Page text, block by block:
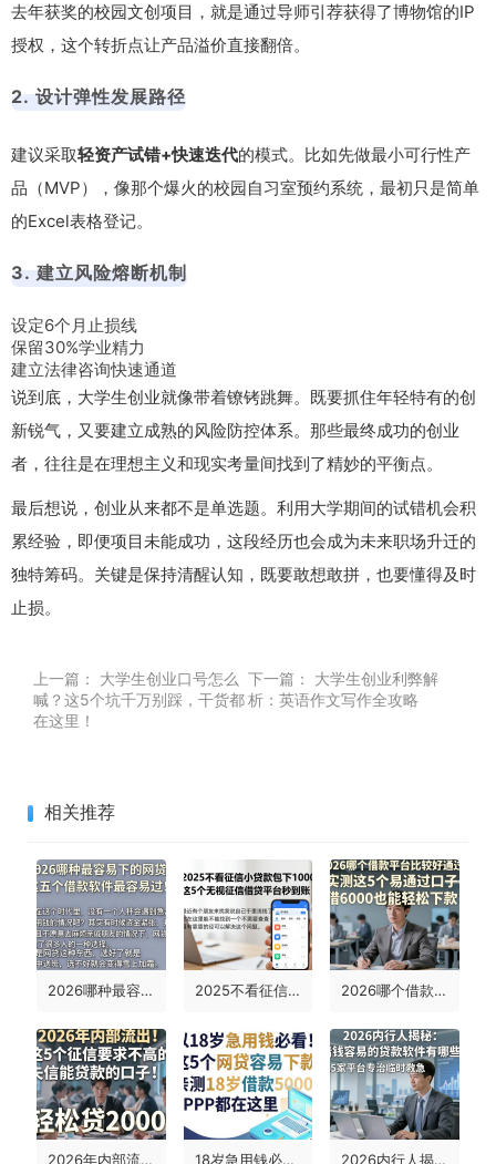
去年获奖的校园文创项目，就是通过导师引荐获得了博物馆的IP
授权，这个转折点让产品溢价直接翻倍。
2. 设计弹性发展路径
建议采取轻资产试错+快速迭代的模式。比如先做最小可行性产
品（MVP），像那个爆火的校园自习室预约系统，最初只是简单
的Excel表格登记。
3. 建立风险熔断机制
设定6个月止损线
保留30%学业精力
建立法律咨询快速通道
说到底，大学生创业就像带着镣铐跳舞。既要抓住年轻特有的创
新锐气，又要建立成熟的风险防控体系。那些最终成功的创业
者，往往是在理想主义和现实考量间找到了精妙的平衡点。
最后想说，创业从来都不是单选题。利用大学期间的试错机会积
累经验，即便项目未能成功，这段经历也会成为未来职场升迁的
独特筹码。关键是保持清醒认知，既要敢想敢拼，也要懂得及时
止损。
上一篇：
大学生创业口号怎么
喊？这5个坑千万别踩，干货都
在这里！
下一篇：
大学生创业利弊解
析：英语作文写作全攻略
相关推荐
2026哪种最容易下的网贷？这五个借款软件最容易过！ 2025不看征信小贷款app包下1000，这5个无视征信借钱平台秒到账！ 2026哪个借款平台比较好通过？实测这5个易通过口子，借6000也能轻松下款
2026年内部流出！这5个征信要求不高的失信能贷款的口子，轻松贷2000 18岁急用钱必看！这5个网贷容易下款，亲测18岁借款5000的APP都在这里 2026内行人揭秘：借钱容易的贷款软件有哪些？这5家平台专治临时救急！